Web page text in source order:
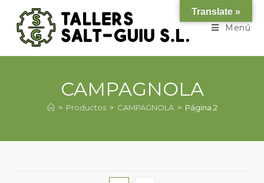
Menú
CAMPAGNOLA
> Productos > CAMPAGNOLA > Página 2
Translate »